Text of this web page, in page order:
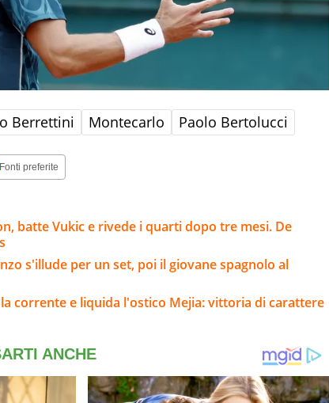
Berrettini Montecarlo Paolo Bertolucci
Fonti preferite
batte Vukic e rivede i quarti dopo tre mesi. De
s'illude per un set, poi il giovane spagnolo al
corrente e liquida l'ostico Mejia: vittoria di carattere